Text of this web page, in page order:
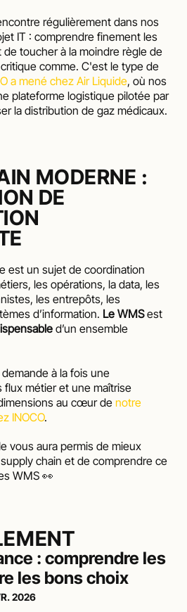
régulièrement dans nos
IT : comprendre finement les
toucher à la moindre règle de
a mené chez Air Liquide, où nos
plateforme logistique pilotée par
la distribution de gaz médicaux.
MODERNE :
DE
est un sujet de coordination
les opérations, la data, les
les entrepôts, les
d’information. Le WMS
d’un ensemble
à la fois une
métier et une maîtrise
au cœur de notre
INOCO.
vous aura permis de mieux
chain et de comprendre ce
WMS 👀
: comprendre les
les bons choix
2026